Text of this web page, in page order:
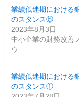
業績低迷期における
のスタンス⑤
2023年8月3日
中小企業の財務改善
ウ
業績低迷期における
のスタンス①